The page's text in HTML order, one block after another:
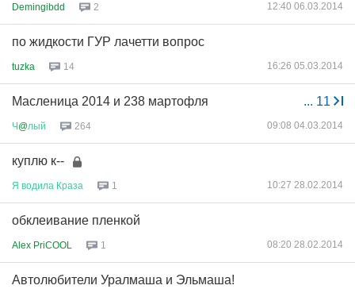
Demingibdd 2 12:40 06.03.2014
по жидкости ГУР лачетти вопрос
tuzka 14 16:26 05.03.2014
... 11
Масленица 2014 и 238 мартофля
Ч@лый 264 09:08 04.03.2014
куплю к--
Я водила Краза 1 10:27 28.02.2014
обклеивание пленкой
Alex PriCOOL 1 08:20 28.02.2014
Автолюбители Уралмаша и Эльмаша!